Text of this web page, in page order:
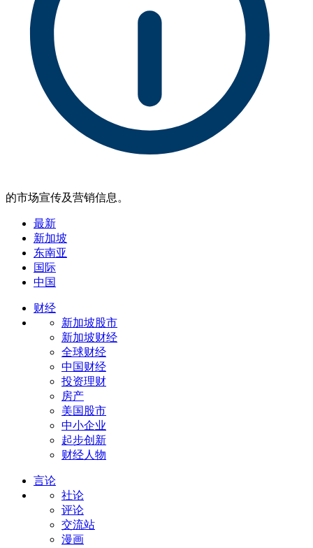
的市场宣传及营销信息。
最新
新加坡
东南亚
国际
中国
财经
新加坡股市
新加坡财经
全球财经
中国财经
投资理财
房产
美国股市
中小企业
起步创新
财经人物
言论
社论
评论
交流站
漫画